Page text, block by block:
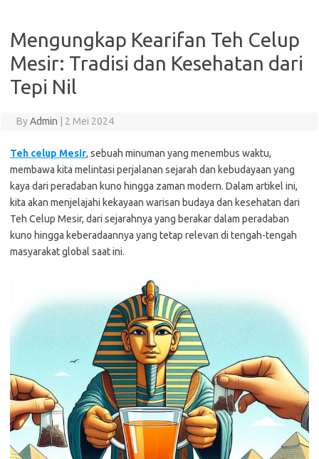
Mengungkap Kearifan Teh Celup
Mesir: Tradisi dan Kesehatan dari
Tepi Nil
ByAdmin 2 Mei 2024
Teh celup Mesir, sebuah minuman yang menembus waktu,
membawa kita melintasi perjalanan sejarah dan kebudayaan yang
kaya dari peradaban kuno hingga zaman modern. Dalam artikel ini,
kita akan menjelajahi kekayaan warisan budaya dan kesehatan dari
Teh Celup Mesir, dari sejarahnya yang berakar dalam peradaban
kuno hingga keberadaannya yang tetap relevan di tengah-tengah
masyarakat global saat ini.